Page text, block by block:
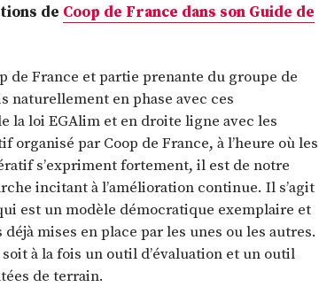
de Coop de France dans son Guide de
de France et partie prenante du groupe de
naturellement en phase avec ces
la loi EGAlim et en droite ligne avec les
organisé par Coop de France, à l’heure où les
s’expriment fortement, il est de notre
incitant à l’amélioration continue. Il s’agit
est un modèle démocratique exemplaire et
mises en place par les unes ou les autres.
à la fois un outil d’évaluation et un outil
de terrain.